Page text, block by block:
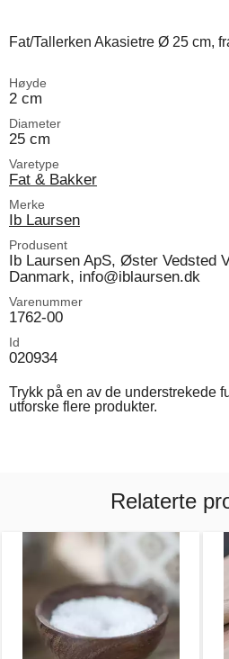
Fat/Tallerken Akasietre Ø 25 cm,
Høyde
2 cm
Diameter
25 cm
Varetype
Fat & Bakker
Merke
Ib Laursen
Produsent
Ib Laursen ApS, Øster Vedsted
Danmark, info@iblaursen.dk
Varenummer
1762-00
Id
020934
Trykk på en av de understrekede
utforske flere produkter.
Relaterte